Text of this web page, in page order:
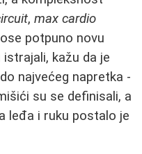
, max cardio
potpuno novu
kažu da je
najvećeg napretka -
su se definisali, a
leđa i ruku postalo je